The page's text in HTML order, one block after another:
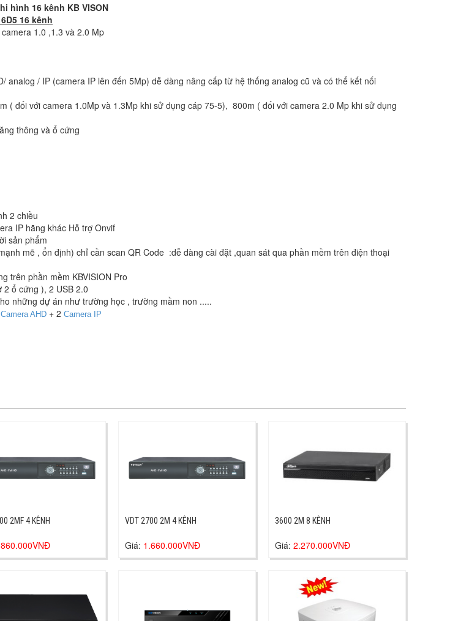
hình 16 kênh KB VISON
16 kênh
1.0 ,1.3 và 2.0 Mp
analog / IP (camera IP lên đến 5Mp) dễ dàng nâng cấp từ hệ thống analog cũ và có thể kết nối
( đối với camera 1.0Mp và 1.3Mp khi sử dụng cáp 75-5), 800m ( đối với camera 2.0 Mp khi sử dụng
thông và ổ cứng
2 chiều
IP hãng khác Hỗ trợ Onvif
sản phẩm
mẽ , ổn định) chỉ cần scan QR Code :dễ dàng cài đặt ,quan sát qua phần mềm trên điện thoại
trên phần mềm KBVISION Pro
2 ổ cứng ), 2 USB 2.0
những dự án như trường học , trường mầm non .....
Camera AHD + 2 Camera IP
2MF 4 KÊNH VDT 2700 2M 4 KÊNH
Giá: 1.660.000VNĐ
3600 2M 8 KÊNH
Giá: 2.270.000VNĐ